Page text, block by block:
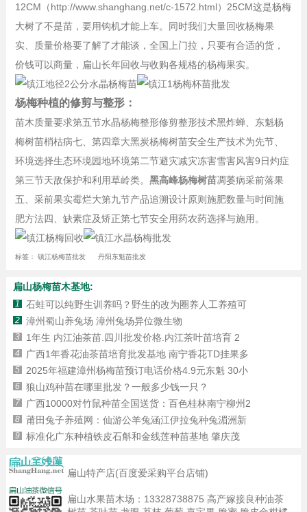
12CM（http://www.shanghang.net/c-1572.html）25CM这是杨梅
大树了不是苗，要用钩机才能上车。同时我们大量回收杨梅果
实、质量价格要了解了才能谈，全国上门拉，只要有合适的货，
价钱可以商量，扁山长年回收与收购各规格的杨梅果实。
杨梅种植的修剪与整形：
苗木质量要求第五节水晶杨梅整形修剪整形技术黑炸蝉、东魁杨
梅树苗梢枯病七、第四章大黑炭杨梅树苗安全生产技术为先节、
环境选择生态环境园地环境第二节避灾减灾冻害雪害风害9日灼症
第三节天敌保护和利用草岭类。 黑高峰杨梅树苗凋萎病采前落果
五、采前果实霉烂大第九节产品追溯设计原则施肥数量与时间施
肥方法四、缺素症及矫正第七节安全用药农药选择与施用。
标签： 镇江杨梅苗批发 丹阳东魁苗批发
扁山杨梅苗木基地:
1 石蛙可以纯野生训养吗？野生的改为圈养人工养殖可
2 漳州蜀山养兔场 漳州兔场异位微生物
3 1年生 内江油茶苗.四川批发价格.内江茶叶苗培育 2
4 广西1年香花油茶苗培育批发基地 南宁香花TD挂果多
5 2025年福建漳州杨梅苗预订电话价格4.9元东魁 30小
6 狼山鸡种苗在哪里批发？一般多少钱一只？
7 广西10000对竹鼠种苗全国送货：百色桂林南宁柳州2
8 莆田兔子养殖网：仙游公羊兔涵江伊拉兔种兔湄洲新
9 标准化广东种植铁皮石斛和金线莲种苗基地 肇庆茂
扁山特产店(百度爱采购平台店铺)
扁山水果苗木场： 13328738875 高产嫁接良种油茶